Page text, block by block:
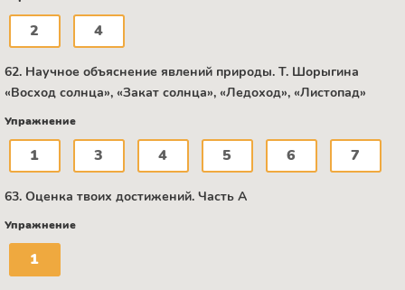
2 4
62. Научное объяснение явлений природы. Т. Шорыгина
«Восход солнца», «Закат солнца», «Ледоход», «Листопад»
Упражнение
1 3 4 5 6 7
63. Оценка твоих достижений. Часть А
Упражнение
1